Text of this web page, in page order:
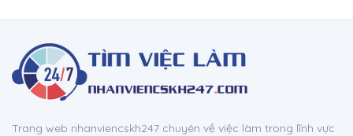
Trang web nhanviencskh247 chuyên về việc làm trong lĩnh vực